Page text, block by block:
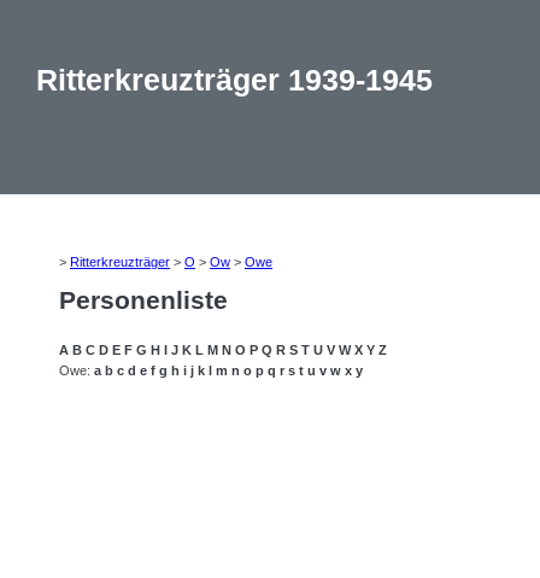
Ritterkreuzträger 1939-1945
> Ritterkreuzträger > O > Ow > Owe
Personenliste
A B C D E F G H I J K L M N O P Q R S T U V W X Y Z
Owe: a b c d e f g h i j k l m n o p q r s t u v w x y